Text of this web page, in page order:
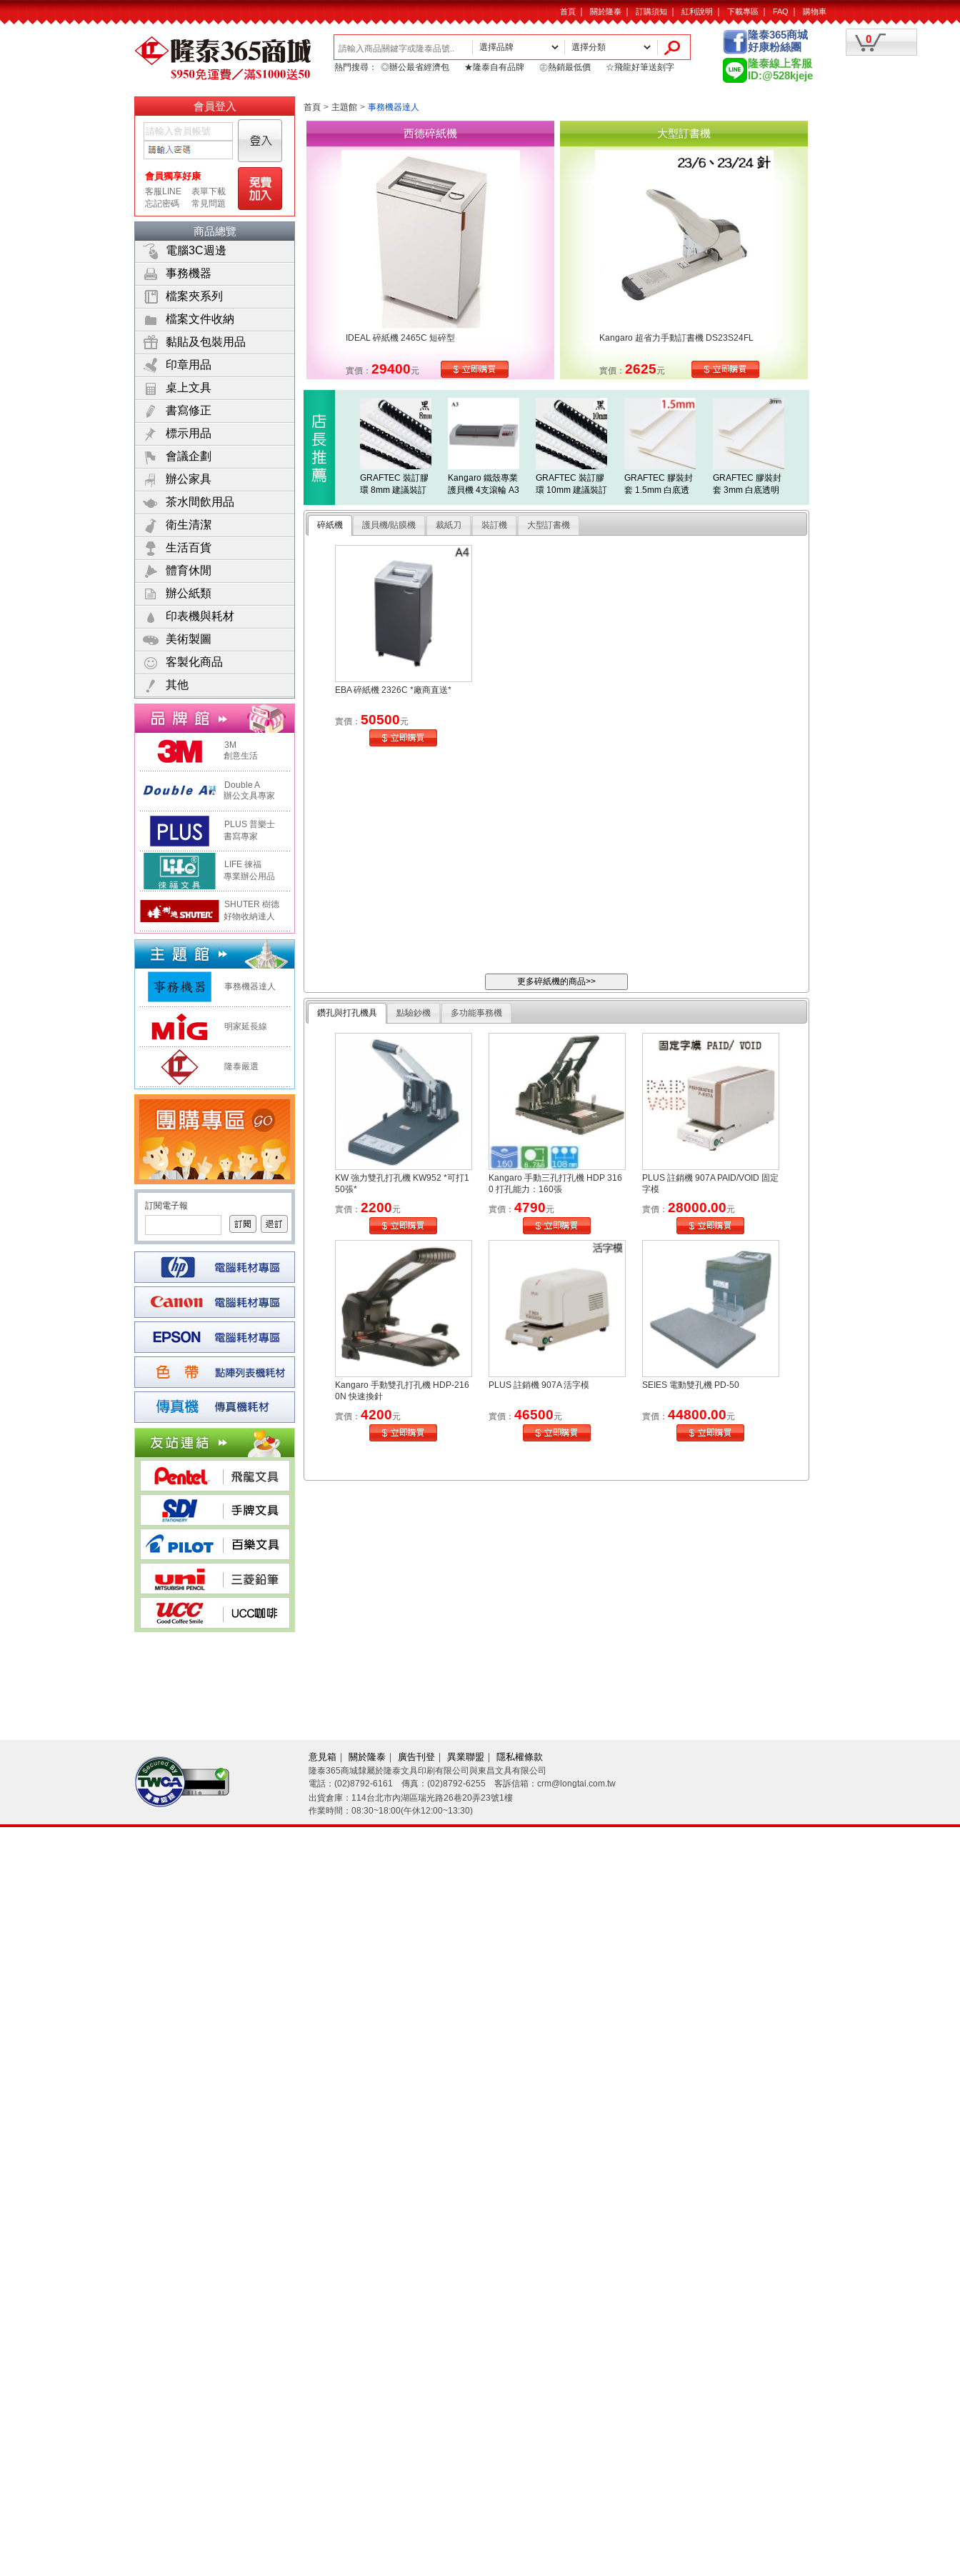
首頁｜ 關於隆泰｜ 訂購須知｜ 紅利說明｜ 下載專區｜ FAQ｜ 購物車
熱門搜尋： ◎辦公最省經濟包 ★隆泰自有品牌 ㊣熱銷最低價 ☆飛龍好筆送刻字
隆泰365商城
好康粉絲團
隆泰線上客服
ID:@528kjeje
會員登入
商品總覽
電腦3C週邊
事務機器
檔案夾系列
檔案文件收納
黏貼及包裝用品
印章用品
桌上文具
書寫修正
標示用品
會議企劃
辦公家具
茶水間飲用品
衛生清潔
生活百貨
體育休閒
辦公紙類
印表機與耗材
美術製圖
客製化商品
其他
3M
創意生活
Double A
辦公文具專家
PLUS 普樂士
書寫專家
LIFE 徠福
專業辦公用品
SHUTER 樹德
好物收納達人
事務機器達人
明家延長線
隆泰嚴選
首頁 > 主題館 > 事務機器達人
西德碎紙機
IDEAL 碎紙機 2465C 短碎型
實價： 29400元
大型訂書機
Kangaro 超省力手動訂書機 DS23S24FL
實價： 2625元
GRAFTEC 裝訂膠
環 8mm 建議裝訂
00入/盒
Kangaro 鐵殼專業
護貝機 4支滾輪 A3
GRAFTEC 裝訂膠
環 10mm 建議裝訂
00入/盒
GRAFTEC 膠裝封
套 1.5mm 白底透
GRAFTEC 膠裝封
套 3mm 白底透明
碎紙機 護貝機/貼膜機 裁紙刀 裝訂機 大型訂書機
EBA 碎紙機 2326C *廠商直送*
實價： 50500元
鑽孔與打孔機具 點驗鈔機 多功能事務機
KW 強力雙孔打孔機 KW952 *可打1
50張*
實價： 2200元
Kangaro 手動三孔打孔機 HDP 316
0 打孔能力：160張
實價： 4790元
PLUS 註銷機 907A PAID/VOID 固定
字模
實價： 28000.00元
Kangaro 手動雙孔打孔機 HDP-216
0N 快速換針
實價： 4200元
PLUS 註銷機 907A 活字模
實價： 46500元
SEIES 電動雙孔機 PD-50
實價： 44800.00元
意見箱 ｜ 關於隆泰 ｜ 廣告刊登 ｜ 異業聯盟 ｜ 隱私權條款
隆泰365商城隸屬於隆泰文具印刷有限公司與東昌文具有限公司
電話：(02)8792-6161 傳真：(02)8792-6255 客訴信箱：crm@longtai.com.tw
出貨倉庫：114台北市內湖區瑞光路26巷20弄23號1樓
作業時間：08:30~18:00(午休12:00~13:30)
0